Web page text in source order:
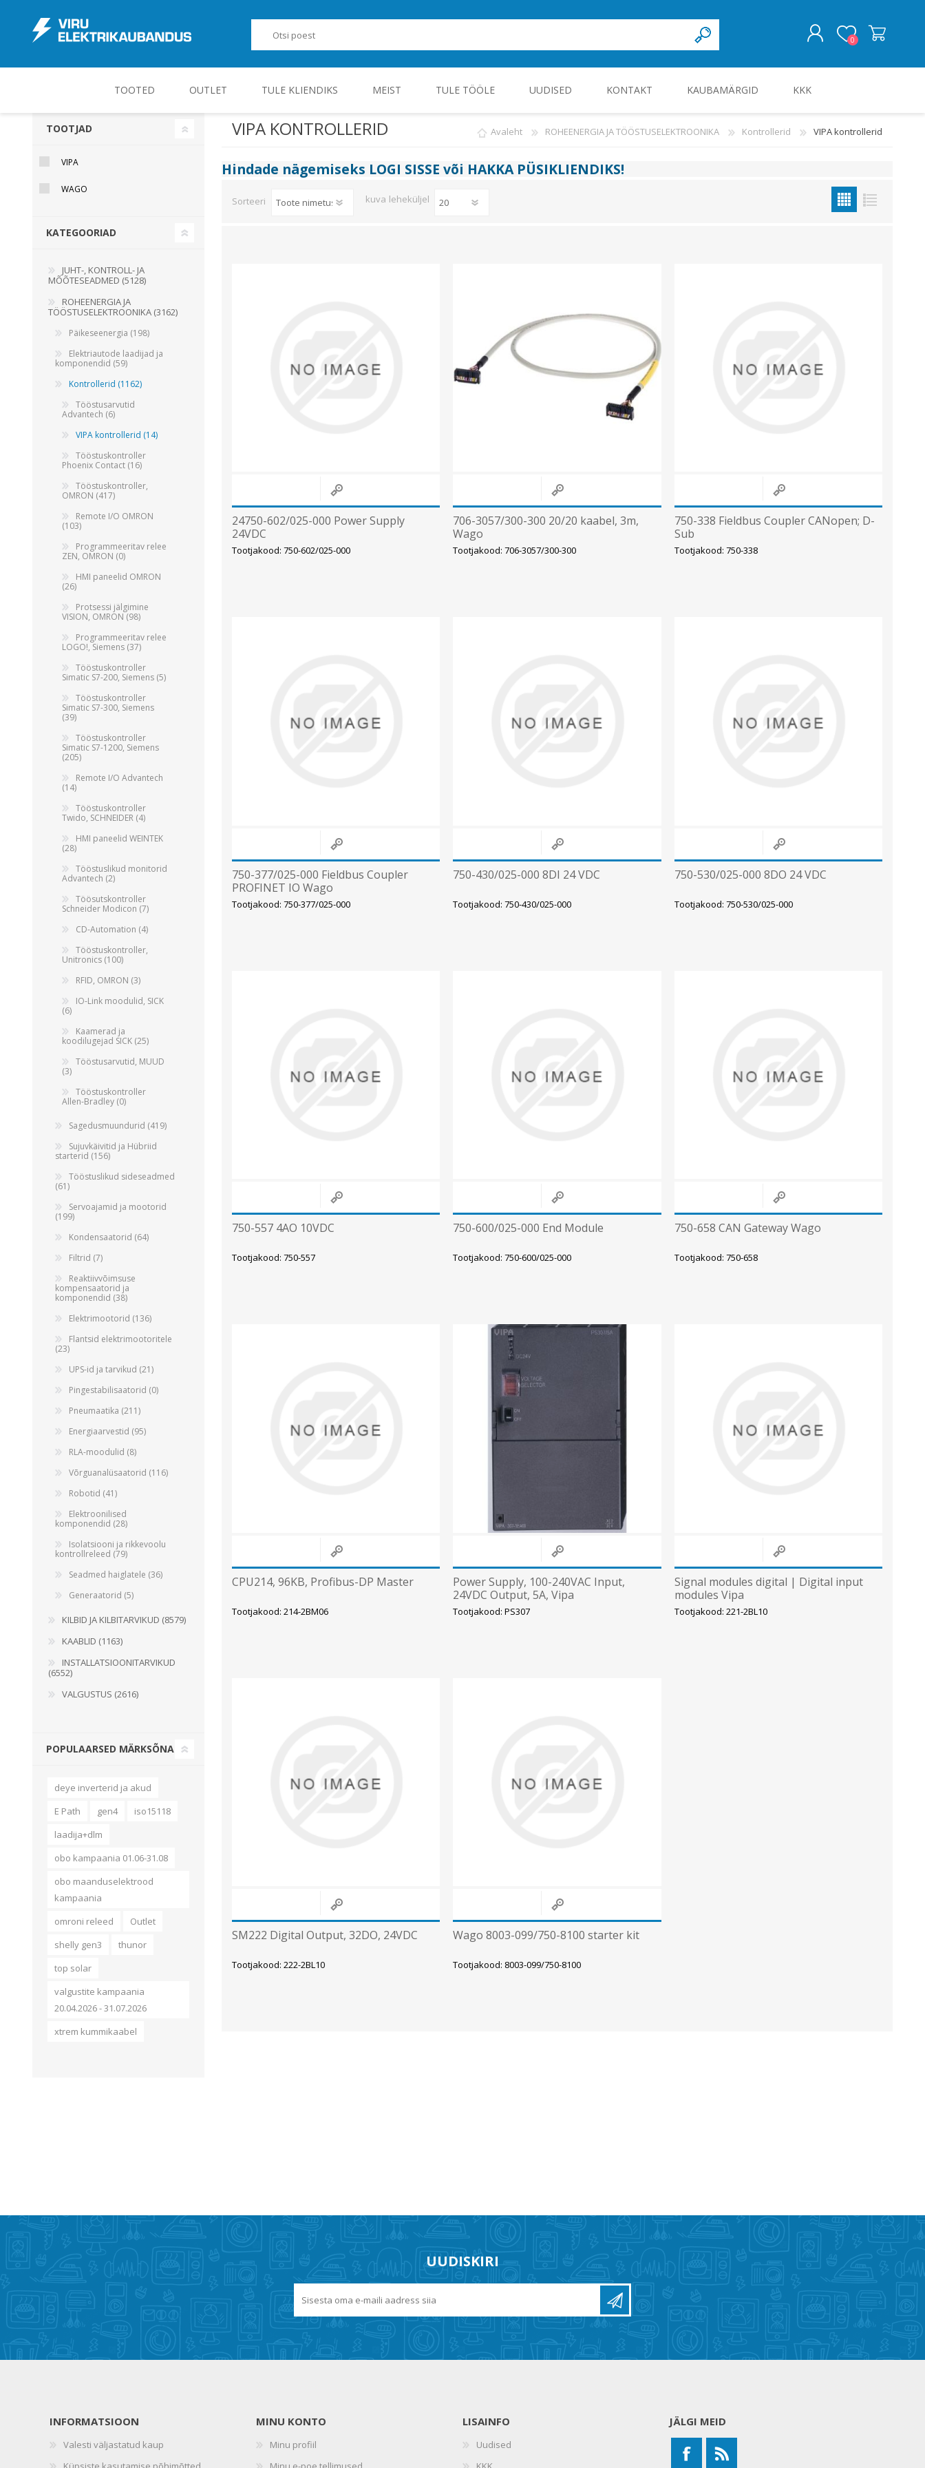
0
TOOTED
Pooljuhtreleed
Toiteplokid AC/DC, DC/DC
Vaata kõiki
ROHEENERGIA JA TÖÖSTUSELEKTROONIKA
Elektriautode laadijad ja komponendid
Kontrollerid
Metallkilbid, süvispaigaldus
Metallkilbid, pindpaigaldus
Kilbid, aluspaigaldus
Plastkilbid, süvispaigaldus
Vaata kõiki
Alumiiniumkaablid ja -juhtmed
Vaskkaablid ja -juhtmed
Nõrkvoolukaablid
OUTLET TULE KLIENDIKS MEIST TULE TÖÖLE UUDISED KONTAKT KAUBAMÄRGID KKK
VIPA KONTROLLERID Avaleht ROHEENERGIA JA TÖÖSTUSELEKTROONIKA Kontrollerid VIPA kontrollerid
Hindade nägemiseks LOGI SISSE või HAKKA PÜSIKLIENDIKS!
Sorteeri kuva leheküljel
24750-602/025-000 Power Supply
24VDC
Tootjakood: 750-602/025-000
706-3057/300-300 20/20 kaabel, 3m,
Wago
Tootjakood: 706-3057/300-300
750-338 Fieldbus Coupler CANopen; D-
Sub
Tootjakood: 750-338
750-377/025-000 Fieldbus Coupler
PROFINET IO Wago
Tootjakood: 750-377/025-000
750-430/025-000 8DI 24 VDC
Tootjakood: 750-430/025-000
750-530/025-000 8DO 24 VDC
Tootjakood: 750-530/025-000
750-557 4AO 10VDC
Tootjakood: 750-557
750-600/025-000 End Module
Tootjakood: 750-600/025-000
750-658 CAN Gateway Wago
Tootjakood: 750-658
CPU214, 96KB, Profibus-DP Master
Tootjakood: 214-2BM06
Power Supply, 100-240VAC Input,
24VDC Output, 5A, Vipa
Tootjakood: PS307
Signal modules digital | Digital input
modules Vipa
Tootjakood: 221-2BL10
SM222 Digital Output, 32DO, 24VDC
Tootjakood: 222-2BL10
Wago 8003-099/750-8100 starter kit
Tootjakood: 8003-099/750-8100
TOOTJAD
VIPA
WAGO
KATEGOORIAD
JUHT-, KONTROLL- JA
MÕÕTESEADMED (5128)
ROHEENERGIA JA
TÖÖSTUSELEKTROONIKA (3162)
Päikeseenergia (198)
Elektriautode laadijad ja
komponendid (59)
Kontrollerid (1162)
Tööstusarvutid
Advantech (6)
VIPA kontrollerid (14)
Tööstuskontroller
Phoenix Contact (16)
Tööstuskontroller,
OMRON (417)
Remote I/O OMRON
(103)
Programmeeritav relee
ZEN, OMRON (0)
HMI paneelid OMRON
(26)
Protsessi jälgimine
VISION, OMRON (98)
Programmeeritav relee
LOGO!, Siemens (37)
Tööstuskontroller
Simatic S7-200, Siemens (5)
Tööstuskontroller
Simatic S7-300, Siemens
(39)
Tööstuskontroller
Simatic S7-1200, Siemens
(205)
Remote I/O Advantech
(14)
Tööstuskontroller
Twido, SCHNEIDER (4)
HMI paneelid WEINTEK
(28)
Tööstuslikud monitorid
Advantech (2)
Töösutskontroller
Schneider Modicon (7)
CD-Automation (4)
Tööstuskontroller,
Unitronics (100)
RFID, OMRON (3)
IO-Link moodulid, SICK
(6)
Kaamerad ja
koodilugejad SICK (25)
Tööstusarvutid, MUUD
(3)
Tööstuskontroller
Allen-Bradley (0)
Sagedusmuundurid (419)
Sujuvkäivitid ja Hübriid
starterid (156)
Tööstuslikud sideseadmed
(61)
Servoajamid ja mootorid
(199)
Kondensaatorid (64)
Filtrid (7)
Reaktiivvõimsuse
kompensaatorid ja
komponendid (38)
Elektrimootorid (136)
Flantsid elektrimootoritele
(23)
UPS-id ja tarvikud (21)
Pingestabilisaatorid (0)
Pneumaatika (211)
Energiaarvestid (95)
RLA-moodulid (8)
Võrguanalüsaatorid (116)
Robotid (41)
Elektroonilised
komponendid (28)
Isolatsiooni ja rikkevoolu
kontrollreleed (79)
Seadmed haiglatele (36)
Generaatorid (5)
KILBID JA KILBITARVIKUD (8579)
KAABLID (1163)
INSTALLATSIOONITARVIKUD
(6552)
VALGUSTUS (2616)
POPULAARSED MÄRKSÕNAD
deye inverterid ja akud
E Path
gen4
iso15118
laadija+dlm
obo kampaania 01.06-31.08
obo maanduselektrood
kampaania
omroni releed
Outlet
shelly gen3
thunor
top solar
valgustite kampaania
20.04.2026 - 31.07.2026
xtrem kummikaabel
UUDISKIRI
INFORMATSIOON
Valesti väljastatud kaup
MINU KONTO
Minu profiil
LISAINFO
Uudised
JÄLGI MEID